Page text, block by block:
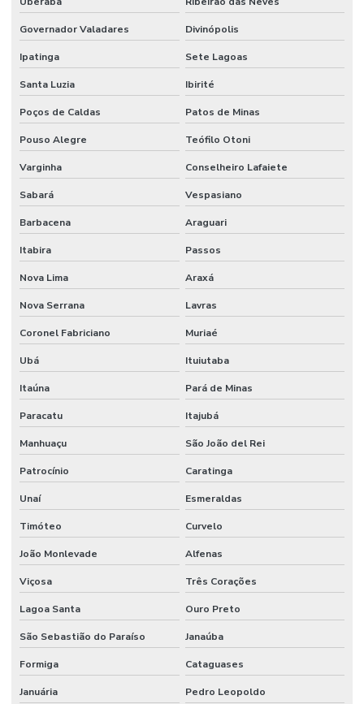
Governador Valadares Divinópolis
Ipatinga Sete Lagoas
Santa Luzia Ibirité
Poços de Caldas Patos de Minas
Pouso Alegre Teófilo Otoni
Varginha Conselheiro Lafaiete
Sabará Vespasiano
Barbacena Araguari
Itabira Passos
Nova Lima Araxá
Nova Serrana Lavras
Coronel Fabriciano Muriaé
Ubá Ituiutaba
Itaúna Pará de Minas
Paracatu Itajubá
Manhuaçu São João del Rei
Patrocínio Caratinga
Unaí Esmeraldas
Timóteo Curvelo
João Monlevade Alfenas
Viçosa Três Corações
Lagoa Santa Ouro Preto
São Sebastião do Paraíso Janaúba
Formiga Cataguases
Januária Pedro Leopoldo